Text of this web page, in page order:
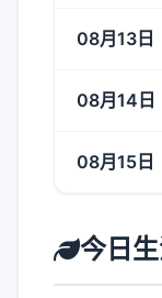
08月13日
08月14日
08月15日
今日